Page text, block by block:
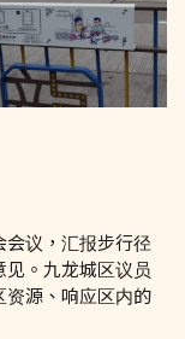
议，汇报步行径
。九龙城区议员
源、响应区内的